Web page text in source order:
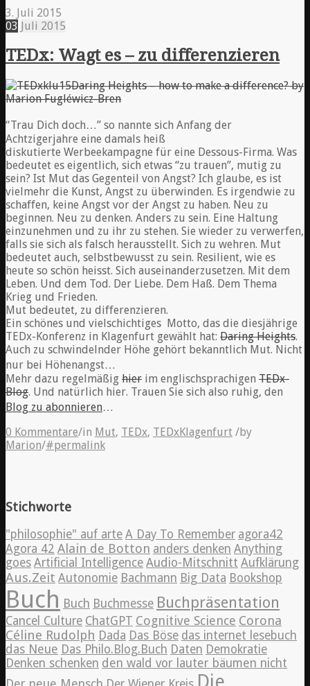
3. Juli 2015
03 Juli 2015
TEDx: Wagt es – zu differenzieren
Daring Heights – how to make a difference? by
Marion Fugléwicz-Bren
“Trau Dich doch…” so nannte sich Anfang der
Achtzigerjahre eine damals heiß
diskutierte Werbeekampagne für eine Dessous-Firma. Was
bedeutet es eigentlich, sich etwas “zu trauen”, mutig zu
sein? Ist Mut das Gegenteil von Angst? Ich glaube, es ist
vielmehr die Kunst, Angst zu überwinden. Es irgendwie zu
schaffen, keine Angst vor der Angst zu haben. Neu zu
beginnen. Neu zu denken. Anders zu sein. Eine Haltung
einzunehmen und zu ihr zu stehen. Sie wieder zu verwerfen,
falls sie sich als falsch herausstellt. Sich zu wehren. Mut
bedeutet auch, selbstbewusst zu sein. Resilient, wie es
heute so schön heisst. Sich auseinanderzusetzen. Mit dem
Leben. Und dem Tod. Der Liebe. Dem Haß. Dem Thema
Krieg und Frieden.
Mut bedeutet, zu differenzieren.
Ein schönes und vielschichtiges Motto, das die diesjährige
TEDx-Konferenz in Klagenfurt gewählt hat: Daring Heights.
Auch zu schwindelnder Höhe gehört bekanntlich Mut. Nicht
nur bei Höhenangst…
Mehr dazu regelmäßig hier im englischsprachigen TEDx-
Blog. Und natürlich hier. Trauen Sie sich also ruhig, den
Blog zu abonnieren…
0 Kommentare/in Mut, TEDx, TEDxKlagenfurt /by
Marion/#permalink
Stichworte
"philosophie" auf arte A Day To Remember agora42
Agora 42 Alain de Botton anders denken Anything
goes Artificial Intelligence Audio-Mitschnitt Aufklärung
Aus.Zeit Autonomie Bachmann Big Data Bookshop
Buch Buch Buchmesse Buchpräsentation
Cancel Culture ChatGPT Cognitive Science Corona
Céline Rudolph Dada Das Böse das internet lesebuch
das Neue Das Philo.Blog.Buch Daten Demokratie
Denken schenken den wald vor lauter bäumen nicht
Die